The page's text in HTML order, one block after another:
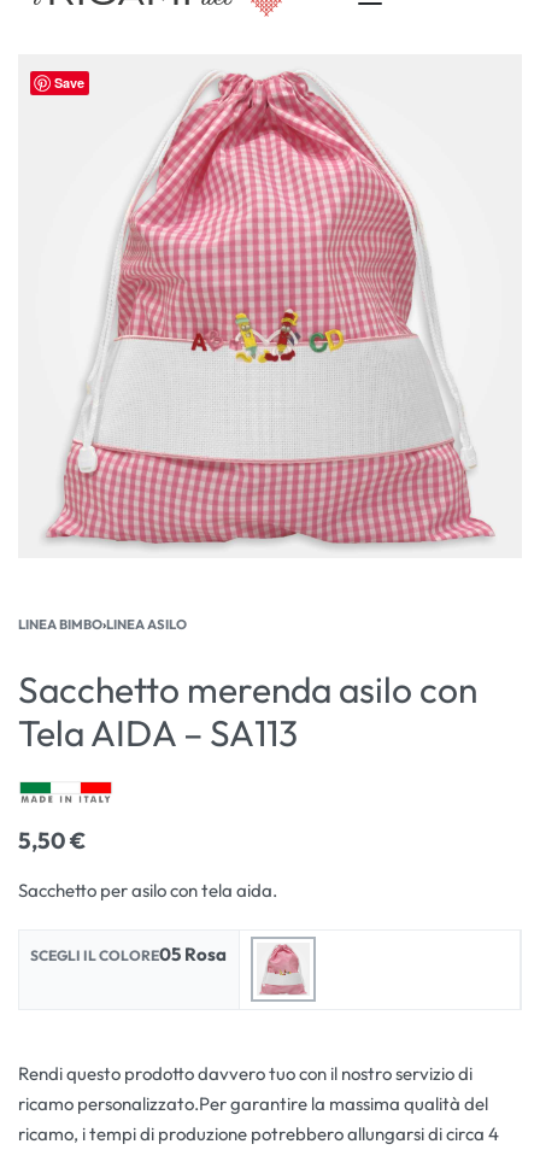
Save
LINEA BIMBO›LINEA ASILO
Sacchetto merenda asilo con
Tela AIDA – SA113
5,50€
Sacchetto per asilo con tela aida.
SCEGLI IL COLORE05 Rosa
Rendi questo prodotto davvero tuo con il nostro servizio di
ricamo personalizzato.Per garantire la massima qualità del
ricamo, i tempi di produzione potrebbero allungarsi di circa 4